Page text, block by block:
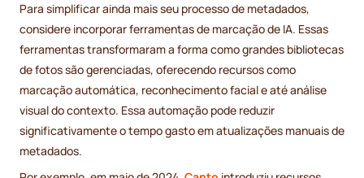
Para simplificar ainda mais seu processo de metadados,
considere incorporar ferramentas de marcação de IA. Essas
ferramentas transformaram a forma como grandes bibliotecas
de fotos são gerenciadas, oferecendo recursos como
marcação automática, reconhecimento facial e até análise
visual do contexto. Essa automação pode reduzir
significativamente o tempo gasto em atualizações manuais de
metadados.